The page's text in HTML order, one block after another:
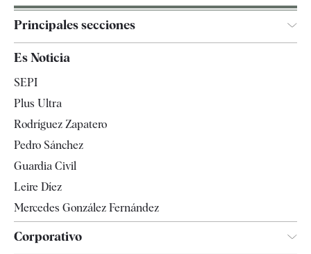
Principales secciones
España
Televisión
Es Noticia
SEPI
Plus Ultra
Rodríguez Zapatero
Pedro Sánchez
Guardia Civil
Leire Díez
Mercedes González Fernández
Corporativo